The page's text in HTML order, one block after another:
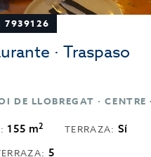
7939126
· Traspaso
155 m2 TERRAZA: Sí
5